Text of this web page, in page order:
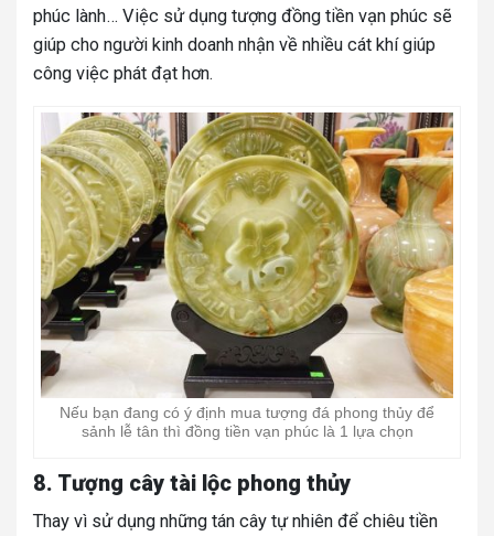
phúc lành… Việc sử dụng tượng đồng tiền vạn phúc sẽ
giúp cho người kinh doanh nhận về nhiều cát khí giúp
công việc phát đạt hơn.
Nếu bạn đang có ý định mua tượng đá phong thủy để
sảnh lễ tân thì đồng tiền vạn phúc là 1 lựa chọn
8. Tượng cây tài lộc phong thủy
Thay vì sử dụng những tán cây tự nhiên để chiêu tiền